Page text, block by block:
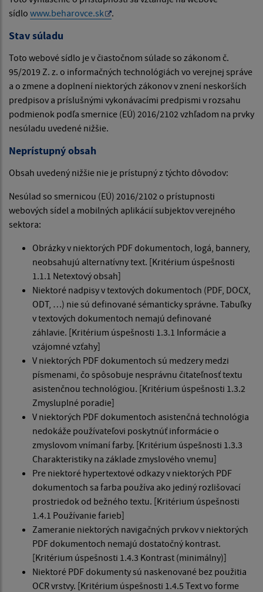
sídlo www.beharovce.sk .
Stav súladu
Toto webové sídlo je v čiastočnom súlade so zákonom č.
95/2019 Z. z. o informačných technológiách vo verejnej správe
a o zmene a doplnení niektorých zákonov v znení neskorších
predpisov a príslušnými vykonávacími predpismi v rozsahu
podmienok podľa smernice (EÚ) 2016/2102 vzhľadom na prvky
nesúladu uvedené nižšie.
Neprístupný obsah
Obsah uvedený nižšie nie je prístupný z týchto dôvodov:
Nesúlad so smernicou (EÚ) 2016/2102 o prístupnosti
webových sídel a mobilných aplikácií subjektov verejného
sektora:
Obrázky v niektorých PDF dokumentoch, logá, bannery,
neobsahujú alternatívny text. [Kritérium úspešnosti
1.1.1 Netextový obsah]
Niektoré nadpisy v textových dokumentoch (PDF, DOCX,
ODT, …) nie sú definované sémanticky správne. Tabuľky
v textových dokumentoch nemajú definované
záhlavie. [Kritérium úspešnosti 1.3.1 Informácie a
vzájomné vzťahy]
V niektorých PDF dokumentoch sú medzery medzi
písmenami, čo spôsobuje nesprávnu čitateľnosť textu
asistenčnou technológiou. [Kritérium úspešnosti 1.3.2
Zmysluplné poradie]
V niektorých PDF dokumentoch asistenčná technológia
nedokáže používateľovi poskytnúť informácie o
zmyslovom vnímaní farby. [Kritérium úspešnosti 1.3.3
Charakteristiky na základe zmyslového vnemu]
Pre niektoré hypertextové odkazy v niektorých PDF
dokumentoch sa farba používa ako jediný rozlišovací
prostriedok od bežného textu. [Kritérium úspešnosti
1.4.1 Používanie farieb]
Zameranie niektorých navigačných prvkov v niektorých
PDF dokumentoch nemajú dostatočný kontrast.
[Kritérium úspešnosti 1.4.3 Kontrast (minimálny)]
Niektoré PDF dokumenty sú naskenované bez použitia
OCR vrstvy. [Kritérium úspešnosti 1.4.5 Text vo forme